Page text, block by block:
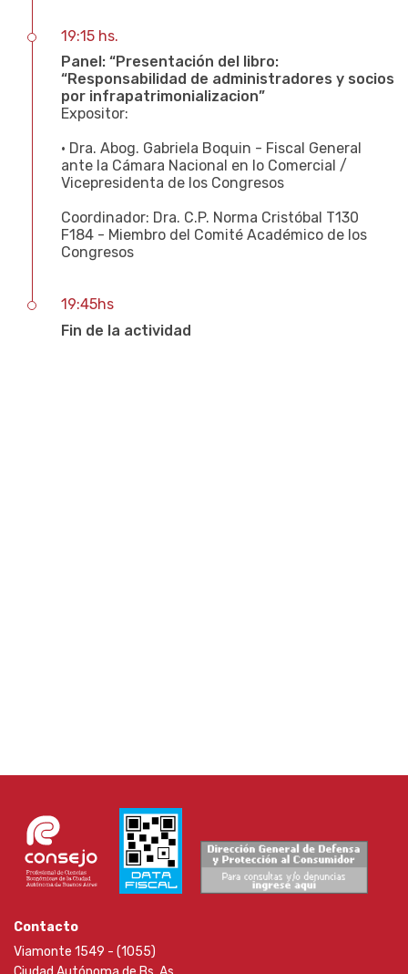
19:15 hs.
Panel: “Presentación del libro:
“Responsabilidad de administradores y socios
por infrapatrimonializacion”
Expositor:
• Dra. Abog. Gabriela Boquin - Fiscal General
ante la Cámara Nacional en lo Comercial /
Vicepresidenta de los Congresos
Coordinador: Dra. C.P. Norma Cristóbal T130
F184 - Miembro del Comité Académico de los
Congresos
19:45hs
Fin de la actividad
Contacto
Viamonte 1549 - (1055)